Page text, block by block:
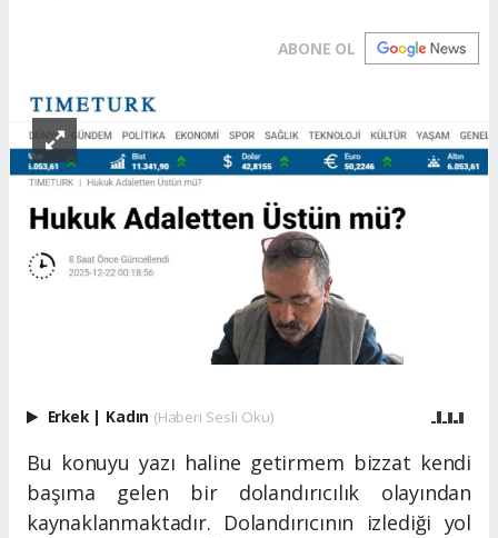
ABONE OL
Erkek Kadın (Haberi Sesli Oku)
Bu konuyu yazı haline getirmem bizzat kendi
başıma gelen bir dolandırıcılık olayından
kaynaklanmaktadır. Dolandırıcının izlediği yol